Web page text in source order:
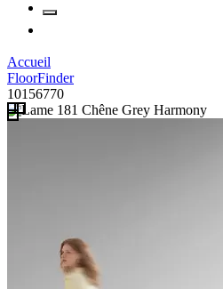
Accueil
FloorFinder
10156770